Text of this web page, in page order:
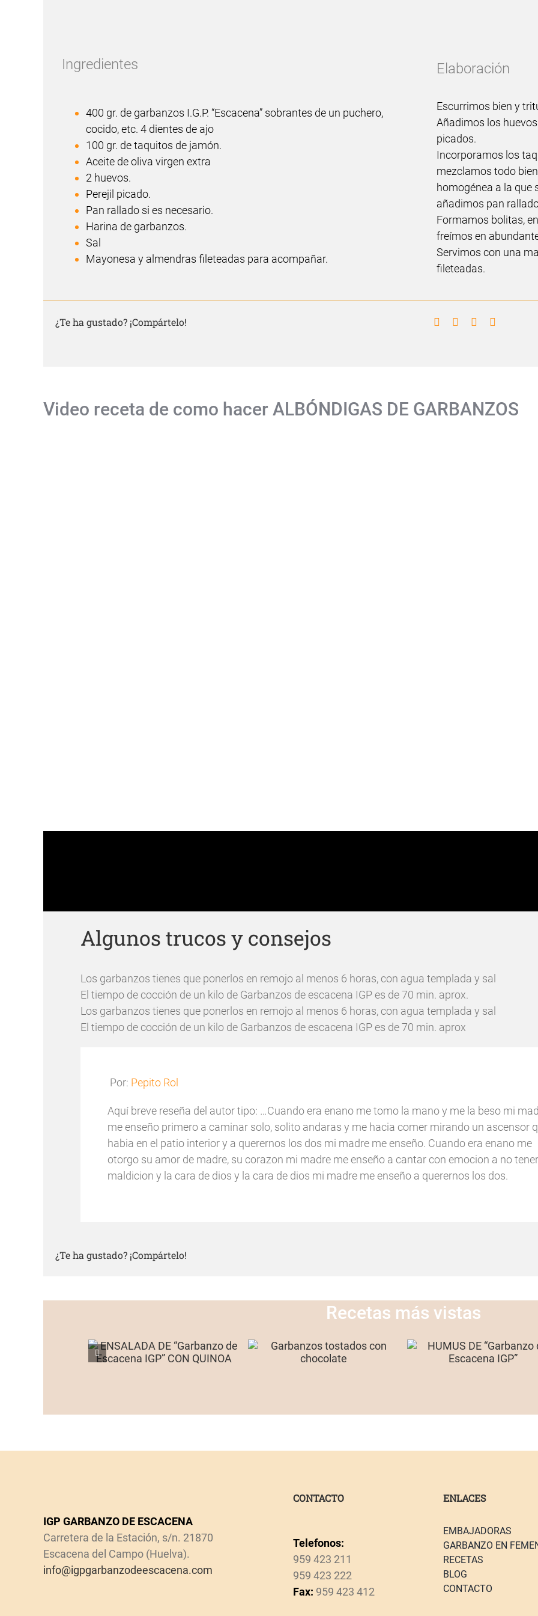
Ingredientes
400 gr. de garbanzos I.G.P. “Escacena” sobrantes de un puchero,
cocido, etc. 4 dientes de ajo
100 gr. de taquitos de jamón.
Aceite de oliva virgen extra
2 huevos.
Perejil picado.
Pan rallado si es necesario.
Harina de garbanzos.
Sal
Mayonesa y almendras fileteadas para acompañar.
Elaboración
Escurrimos bien y
Añadimos los
picados.
Incorporamos los
mezclamos todo
homogénea a la que
añadimos pan
Formamos bolitas,
freímos en
Servimos con una
fileteadas.
¿Te ha gustado? ¡Compártelo!
Video receta de como hacer ALBÓNDIGAS DE GARBANZOS
Algunos trucos y consejos
Los garbanzos tienes que ponerlos en remojo al menos 6 horas, con agua templada y sal
El tiempo de cocción de un kilo de Garbanzos de escacena IGP es de 70 min. aprox.
Los garbanzos tienes que ponerlos en remojo al menos 6 horas, con agua templada y sal
El tiempo de cocción de un kilo de Garbanzos de escacena IGP es de 70 min. aprox
Por: Pepito Rol
Aquí breve reseña del autor tipo: …Cuando era enano me tomo la mano y me la beso mi
me enseño primero a caminar solo, solito andaras y me hacia comer mirando un ascensor
habia en el patio interior y a querernos los dos mi madre me enseño. Cuando era enano me
otorgo su amor de madre, su corazon mi madre me enseño a cantar con emocion a no
maldicion y la cara de dios y la cara de dios mi madre me enseño a querernos los dos.
¿Te ha gustado? ¡Compártelo!
Recetas más vistas
IGP GARBANZO DE ESCACENA
Carretera de la Estación, s/n. 21870
Escacena del Campo (Huelva).
info@igpgarbanzodeescacena.com
CONTACTO
Telefonos:
959 423 211
959 423 222
Fax: 959 423 412
ENLACES
EMBAJADORAS
GARBANZO EN
RECETAS
BLOG
CONTACTO